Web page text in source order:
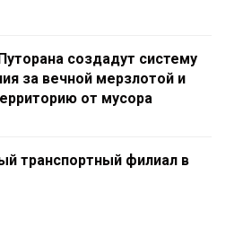
создадут систему
за вечной мерзлотой и
от мусора
транспортный филиал в